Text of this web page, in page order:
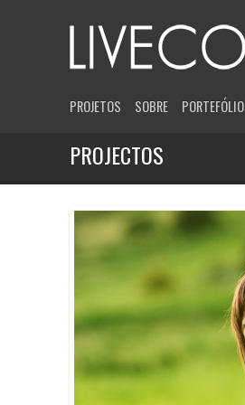
PROJETOS SOBRE PORTEFÓLIO
PROJECTOS